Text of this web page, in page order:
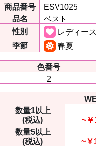
商品番号
ESV1025
品名
ベスト
性別
レディース
季節
春夏
色番号
2
数量1以上
(税込)
~￥
数量5以上
(税込)
~￥